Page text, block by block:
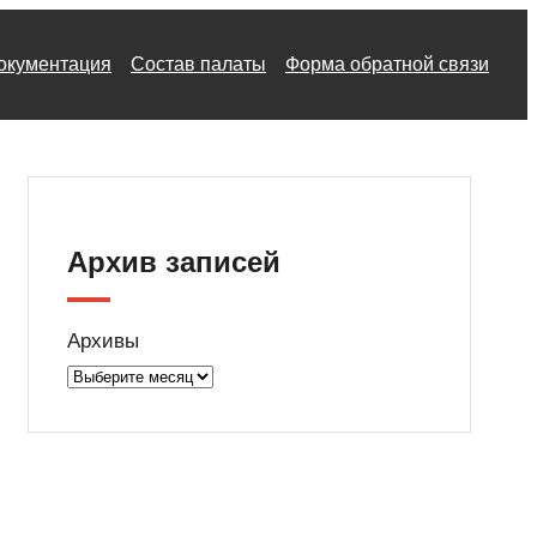
Состав палаты Форма обратной связи
Архив записей
Архивы